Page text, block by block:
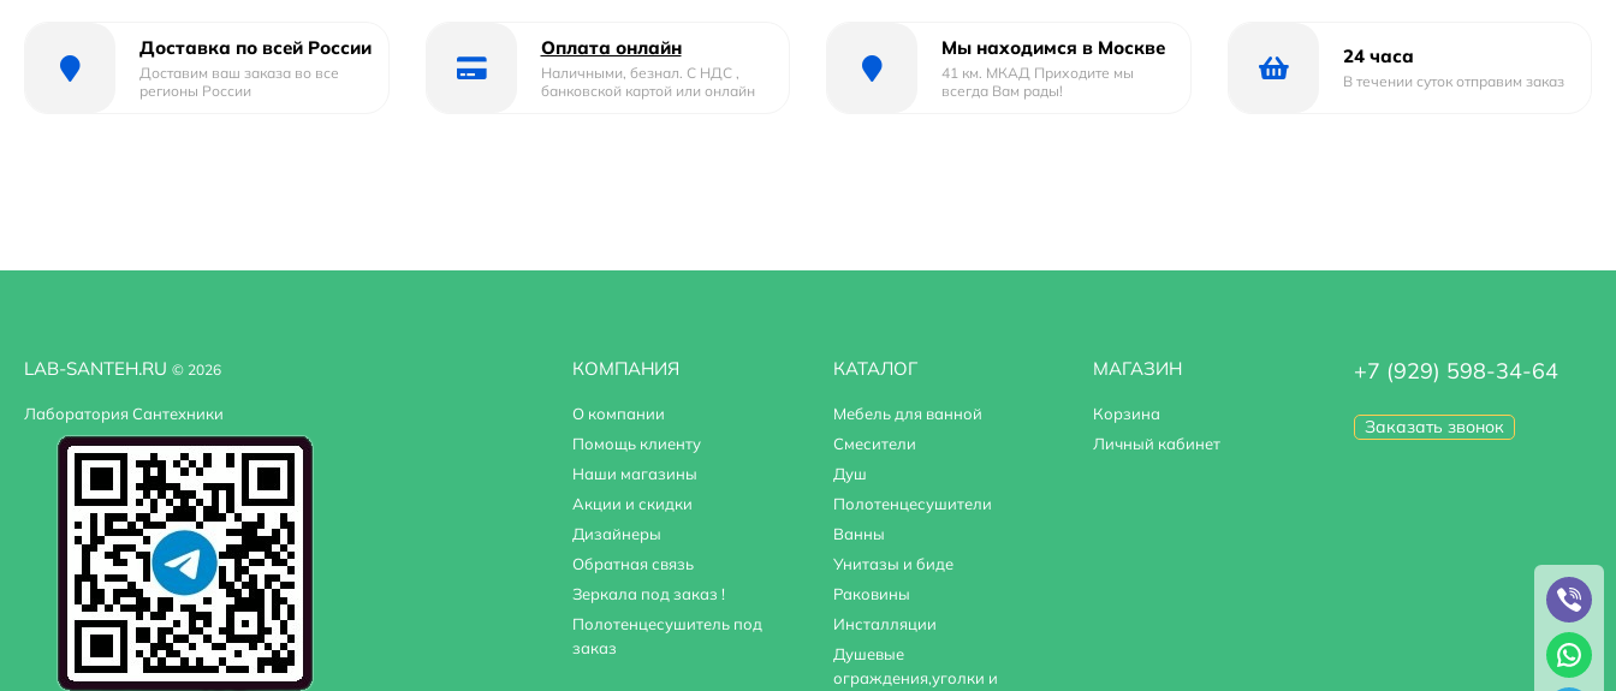
В комплекте поставки:Доставка по всей России
Доставим ваш заказа во все
регионы России
Оплата онлайн
Наличными, безнал. С НДС ,
банковской картой или онлайн
Мы находимся в Москве
41 км. МКАД Приходите мы
всегда Вам рады!
24 часа
В течении суток отправим заказ
LAB-SANTEH.RU © 2026
Лаборатория Сантехники
КОМПАНИЯ
О компании
Помощь клиенту
Наши магазины
Акции и скидки
Дизайнеры
Обратная связь
Зеркала под заказ !
Полотенцесушитель под
заказ
КАТАЛОГ
Мебель для ванной
Смесители
Душ
Полотенцесушители
Ванны
Унитазы и биде
Раковины
Инсталляции
Душевые
ограждения,уголки и
МАГАЗИН
Корзина
Личный кабинет
+7 (929) 598-34-64
Заказать звонок